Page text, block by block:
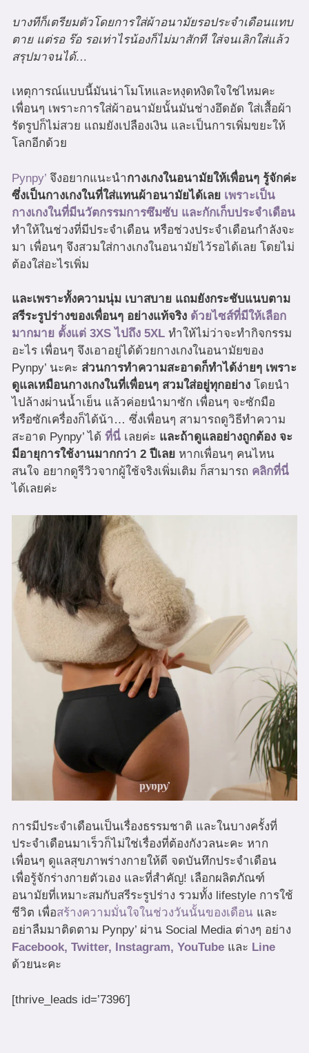
บางทีก็เตรียมตัวโดยการใส่ผ้าอนามัยรอประจำเดือนแทบ
ตาย แต่รอ ร๊อ รอเท่าไรน้องก็ไม่มาสักที ใส่จนเลิกใส่แล้ว
สรุปมาจนได้…
เหตุการณ์แบบนี้มันน่าโมโหและหงุดหงิดใจใช่ไหมคะ
เพื่อนๆ เพราะการใส่ผ้าอนามัยนั้นมันช่างอึดอัด ใส่เสื้อผ้า
รัดรูปก็ไม่สวย แถมยังเปลืองเงิน และเป็นการเพิ่มขยะให้
โลกอีกด้วย
Pynpy’ จึงอยากแนะนำกางเกงในอนามัยให้เพื่อนๆ รู้จักค่ะ
ซึ่งเป็นกางเกงในที่ใส่แทนผ้าอนามัยได้เลย เพราะเป็น
กางเกงในที่มีนวัตกรรมการซึมซับ และกักเก็บประจำเดือน
ทำให้ในช่วงที่มีประจำเดือน หรือช่วงประจำเดือนกำลังจะ
มา เพื่อนๆ จึงสวมใส่กางเกงในอนามัยไว้รอได้เลย โดยไม่
ต้องใส่อะไรเพิ่ม
และเพราะทั้งความนุ่ม เบาสบาย แถมยังกระชับแนบตาม
สรีระรูปร่างของเพื่อนๆ อย่างแท้จริง ด้วยไซส์ที่มีให้เลือก
มากมาย ตั้งแต่ 3XS ไปถึง 5XL ทำให้ไม่ว่าจะทำกิจกรรม
อะไร เพื่อนๆ จึงเอาอยู่ได้ด้วยกางเกงในอนามัยของ
Pynpy’ นะคะ ส่วนการทำความสะอาดก็ทำได้ง่ายๆ เพราะ
ดูแลเหมือนกางเกงในที่เพื่อนๆ สวมใส่อยู่ทุกอย่าง โดยนำ
ไปล้างผ่านน้ำเย็น แล้วค่อยนำมาซัก เพื่อนๆ จะซักมือ
หรือซักเครื่องก็ได้น้า… ซึ่งเพื่อนๆ สามารถดูวิธีทำความ
สะอาด Pynpy’ ได้ ที่นี่ เลยค่ะ และถ้าดูแลอย่างถูกต้อง จะ
มีอายุการใช้งานมากกว่า 2 ปีเลย หากเพื่อนๆ คนไหน
สนใจ อยากดูรีวิวจากผู้ใช้จริงเพิ่มเติม ก็สามารถ คลิกที่นี่
ได้เลยค่ะ
การมีประจำเดือนเป็นเรื่องธรรมชาติ และในบางครั้งที่
ประจำเดือนมาเร็วก็ไม่ใช่เรื่องที่ต้องกังวลนะคะ หาก
เพื่อนๆ ดูแลสุขภาพร่างกายให้ดี จดบันทึกประจำเดือน
เพื่อรู้จักร่างกายตัวเอง และที่สำคัญ! เลือกผลิตภัณฑ์
อนามัยที่เหมาะสมกับสรีระรูปร่าง รวมทั้ง lifestyle การใช้
ชีวิต เพื่อสร้างความมั่นใจในช่วงวันนั้นของเดือน และ
อย่าลืมมาติดตาม Pynpy’ ผ่าน Social Media ต่างๆ อย่าง
Facebook, Twitter, Instagram, YouTube และ Line
ด้วยนะคะ
[thrive_leads id=’7396′]